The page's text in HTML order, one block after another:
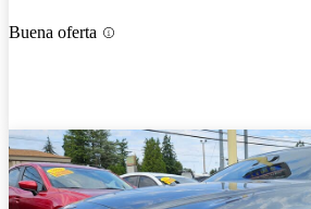
Buena oferta